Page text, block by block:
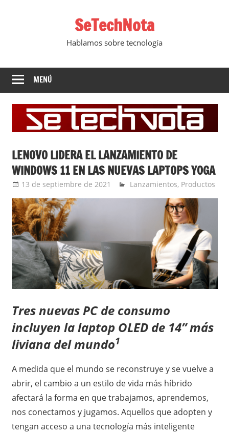
SeTechNota
Hablamos sobre tecnología
MENÚ
LENOVO LIDERA EL LANZAMIENTO DE
WINDOWS 11 EN LAS NUEVAS LAPTOPS YOGA
13 de septiembre de 2021 Ernesto Herrera
Lanzamientos, Productos
Tres nuevas PC de consumo
incluyen la laptop OLED de 14” más
liviana del mundo1
A medida que el mundo se reconstruye y se vuelve a
abrir, el cambio a un estilo de vida más híbrido
afectará la forma en que trabajamos, aprendemos,
nos conectamos y jugamos. Aquellos que adopten y
tengan acceso a una tecnología más inteligente